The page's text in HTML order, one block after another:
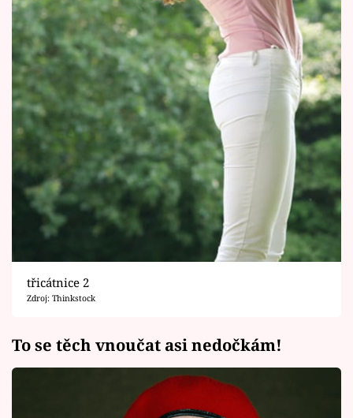
třicátnice 2
Zdroj: Thinkstock
To se těch vnoučat asi nedočkám!